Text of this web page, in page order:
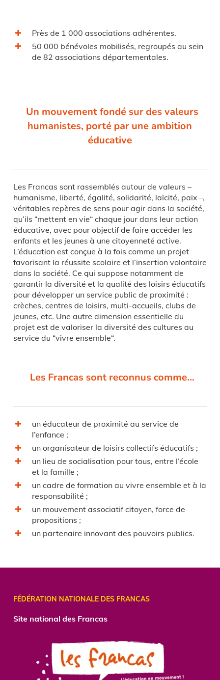
Près de 1 000 associations adhérentes.
50 000 bénévoles mobilisés, regroupés au sein
de 82 associations départementales.
Un mouvement fondé sur des valeurs
humanistes, porté par une ambition
éducative
Les Francas sont rassemblés autour de valeurs –
humanisme, liberté, égalité, solidarité, laïcité, paix –,
véritables repères de sens pour agir dans la société,
qu’ils “mettent en vie“ chaque jour dans leur action
éducative, avec pour objectif de faire accéder les
enfants et les jeunes à une citoyenneté active.
L’éducation est conçue à la fois comme un projet
favorisant la réussite scolaire et l’insertion volontaire
dans la société. Ce qui suppose notamment de
garantir la diversité et la qualité des loisirs éducatifs
pour développer un service public de proximité :
crèches, centres de loisirs, multi-accueils, clubs de
jeunes, etc. Une autre dimension essentielle du
projet est de valoriser la diversité des cultures au
service du “vivre ensemble“.
Les Francas sont reconnus comme…
un éducateur de proximité au service de
l’enfance ;
un organisateur de loisirs collectifs éducatifs ;
un lieu de socialisation pour tous, entre l’école
et la famille ;
un cadre de formation au vivre ensemble et à la
responsabilité ;
un mouvement associatif citoyen, force de
propositions ;
un partenaire innovant des pouvoirs publics.
FÉDÉRATION NATIONALE DES FRANCAS
Site national des Francas